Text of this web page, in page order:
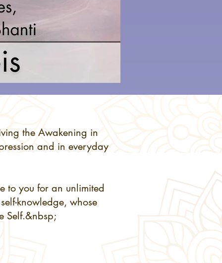
the Awakening in
and in everyday
to you for an unlimited
knowledge, whose
Self.&nbsp;